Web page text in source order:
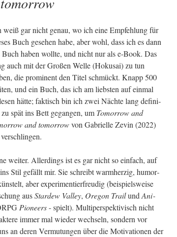
weiß gar nicht genau, wo ich eine Emp­feh­lung für
Buch gese­hen habe, aber wohl, dass ich es dann
Buch haben woll­te, und nicht nur als e‑Book. Das
auch mit der Gro­ßen Wel­le (Hoku­sai) zu tun
die pro­mi­nent den Titel schmückt. Knapp 500
und ein Buch, das ich am liebs­ten auf ein­mal
hät­te; fak­tisch bin ich zwei Näch­te lang defi­ni­
spät ins Bett gegan­gen, um Tomor­row and
and tomor­rowvon Gabri­el­le Zevin (2022)
wei­ter. Aller­dings ist es gar nicht so ein­fach, auf
Stil gefällt mir. Sie schreibt warm­her­zig, humor­
aber expe­ri­men­tier­freu­dig (bei­spiels­wei­se
ausStar­dew Val­ley, Ore­gon Trailund Ani­
Pio­neers- spielt). Mul­ti­per­spek­ti­visch nicht
immer mal wie­der wech­seln, son­dern vor
an deren Ver­mu­tun­gen über die Moti­va­tio­nen der